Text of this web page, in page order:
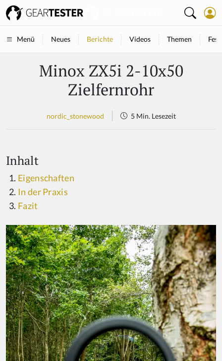
Menü Neues Berichte Videos Themen
Minox ZX5i 2-10x50
Zielfernrohr
nordic_stonewood 5 Min. Lesezeit
Inhalt
Eigenschaften
In der Praxis
Fazit